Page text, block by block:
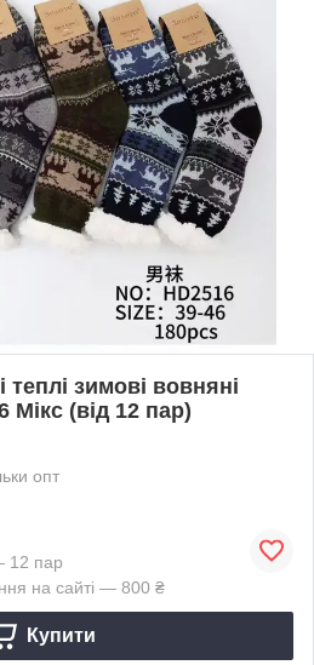
теплі зимові вовняні
Мікс (від 12 пар)
опт
12 пар
на сайті — 800 ₴
Купити